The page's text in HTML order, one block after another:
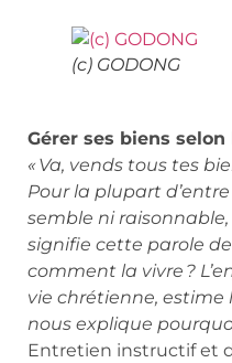
(c) GODONG
Gérer ses biens selon
« Va, vends tous tes
Pour la plupart
semble ni raisonnable,
signifie cette parole
comment la vivre ?
vie chrétienne, estime
nous explique
Entretien instructif et